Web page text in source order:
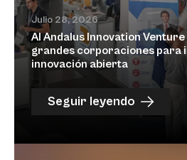
Julio 28, 2026
Al Andalus Innovation
grandes corporaciones para
innovación abierta
Seguir leyendo